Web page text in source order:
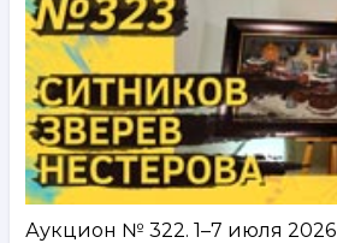
Аукцион № 322. 1–7 июля 2026